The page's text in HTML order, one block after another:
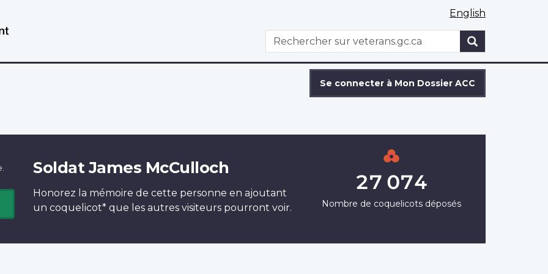
English
WxT
Search
Rechercher
Se connecter à Mon Dossier ACC
Soldat James McCulloch
Honorez la mémoire de cette personne en ajoutant
un coquelicot* que les autres visiteurs pourront voir.
27 074
Nombre de coquelicots déposés